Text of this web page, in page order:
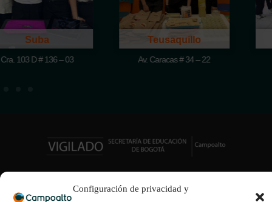
Configuración de privacidad y
Teusaquillo
Av. Caracas # 34 – 22
40 sur
Av. Caracas # 41B - 31